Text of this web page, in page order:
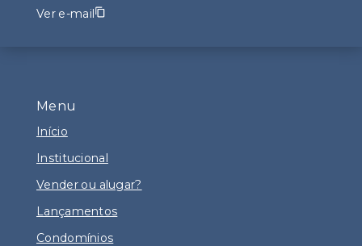
Menu
Início
Institucional
Vender ou alugar?
Lançamentos
Condomínios
Ver e-mail